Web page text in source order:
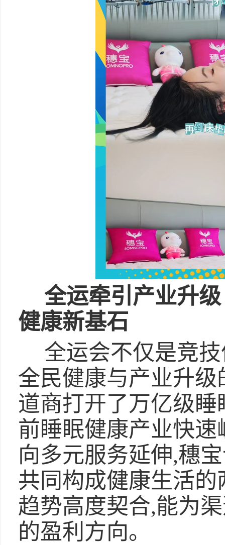
全运牵引产业升
健康新基石
全运会不仅是竞
全民健康与产业升
道商打开了万亿级
前睡眠健康产业快
向多元服务延伸,穗
共同构成健康生活
趋势高度契合,能为
的盈利方向。